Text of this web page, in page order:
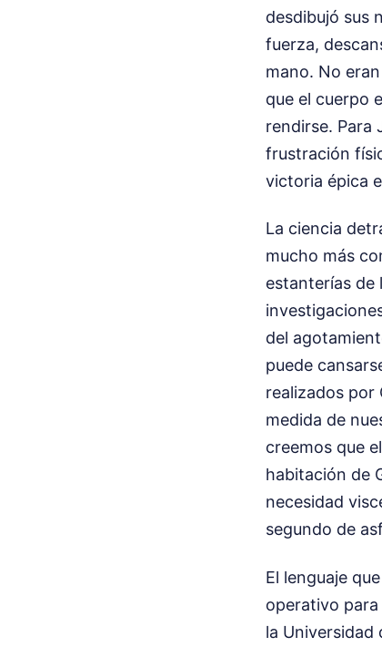
desdibujó sus
fuerza,
mano. No
que el cuerpo
rendirse. Para
frustración
victoria épica
La ciencia
mucho más
estanterías de
del
puede
realizados por
medida de
creemos que
habitación de
necesidad
segundo de
El lenguaje
operativo
la Universidad